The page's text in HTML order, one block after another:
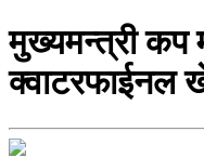
मुख्यमन्त्री कप
क्वाटरफाईनल